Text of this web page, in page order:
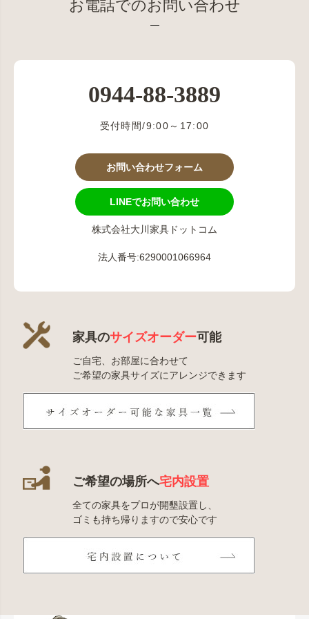
お電話でのお問い合わせ
0944-88-3889
受付時間/9:00～17:00
お問い合わせフォーム
LINEでお問い合わせ
株式会社大川家具ドットコム
法人番号:6290001066964
家具のサイズオーダー可能
ご自宅、お部屋に合わせて
ご希望の家具サイズにアレンジできます
ご希望の場所へ宅内設置
全ての家具をプロが開墾設置し、
ゴミも持ち帰りますので安心です